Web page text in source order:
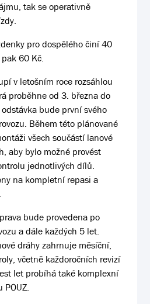
tak se operativně
pro dospělého činí 40
60 Kč.
v letošním roce rozsáhlou
proběhne od 3. března do
bude první svého
Během této plánované
všech součástí lanové
aby bylo možné provést
jednotlivých dílů.
na kompletní repasi a
bude provedena po
a dále každých 5 let.
dráhy zahrnuje měsíční,
včetně každoročních revizí
let probíhá také komplexní